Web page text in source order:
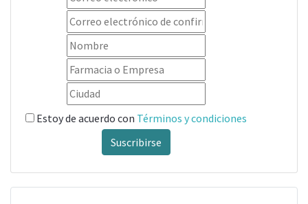
Estoy de acuerdo con Términos y condiciones
Suscribirse